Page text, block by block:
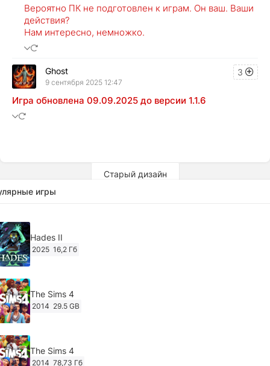
Вероятно ПК не подготовлен к играм. Он ваш. Ваши
действия?
Нам интересно, немножко.
3
Ghost
9 сентября 2025 12:47
Игра обновлена 09.09.2025 до версии 1.1.6
Старый дизайн
игры
Hades II
2025 16,2 Гб
The Sims 4
2014 29.5 GB
The Sims 4
2014 78,73 Гб